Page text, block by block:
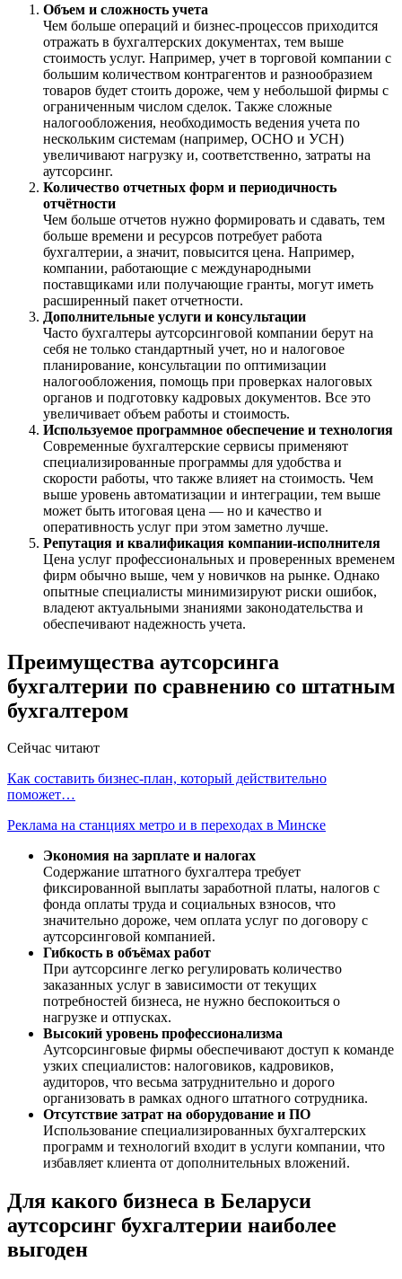
Объем и сложность учета
Чем больше операций и бизнес-процессов приходится
отражать в бухгалтерских документах, тем выше
стоимость услуг. Например, учет в торговой компании с
большим количеством контрагентов и разнообразием
товаров будет стоить дороже, чем у небольшой фирмы с
ограниченным числом сделок. Также сложные
налогообложения, необходимость ведения учета по
нескольким системам (например, ОСНО и УСН)
увеличивают нагрузку и, соответственно, затраты на
аутсорсинг.
Количество отчетных форм и периодичность
отчётности
Чем больше отчетов нужно формировать и сдавать, тем
больше времени и ресурсов потребует работа
бухгалтерии, а значит, повысится цена. Например,
компании, работающие с международными
поставщиками или получающие гранты, могут иметь
расширенный пакет отчетности.
Дополнительные услуги и консультации
Часто бухгалтеры аутсорсинговой компании берут на
себя не только стандартный учет, но и налоговое
планирование, консультации по оптимизации
налогообложения, помощь при проверках налоговых
органов и подготовку кадровых документов. Все это
увеличивает объем работы и стоимость.
Используемое программное обеспечение и технология
Современные бухгалтерские сервисы применяют
специализированные программы для удобства и
скорости работы, что также влияет на стоимость. Чем
выше уровень автоматизации и интеграции, тем выше
может быть итоговая цена — но и качество и
оперативность услуг при этом заметно лучше.
Репутация и квалификация компании-исполнителя
Цена услуг профессиональных и проверенных временем
фирм обычно выше, чем у новичков на рынке. Однако
опытные специалисты минимизируют риски ошибок,
владеют актуальными знаниями законодательства и
обеспечивают надежность учета.
Преимущества аутсорсинга
бухгалтерии по сравнению со штатным
бухгалтером
Сейчас читают
Как составить бизнес-план, который действительно
поможет…
Реклама на станциях метро и в переходах в Минске
Экономия на зарплате и налогах
Содержание штатного бухгалтера требует
фиксированной выплаты заработной платы, налогов с
фонда оплаты труда и социальных взносов, что
значительно дороже, чем оплата услуг по договору с
аутсорсинговой компанией.
Гибкость в объёмах работ
При аутсорсинге легко регулировать количество
заказанных услуг в зависимости от текущих
потребностей бизнеса, не нужно беспокоиться о
нагрузке и отпусках.
Высокий уровень профессионализма
Аутсорсинговые фирмы обеспечивают доступ к команде
узких специалистов: налоговиков, кадровиков,
аудиторов, что весьма затруднительно и дорого
организовать в рамках одного штатного сотрудника.
Отсутствие затрат на оборудование и ПО
Использование специализированных бухгалтерских
программ и технологий входит в услуги компании, что
избавляет клиента от дополнительных вложений.
Для какого бизнеса в Беларуси
аутсорсинг бухгалтерии наиболее
выгоден